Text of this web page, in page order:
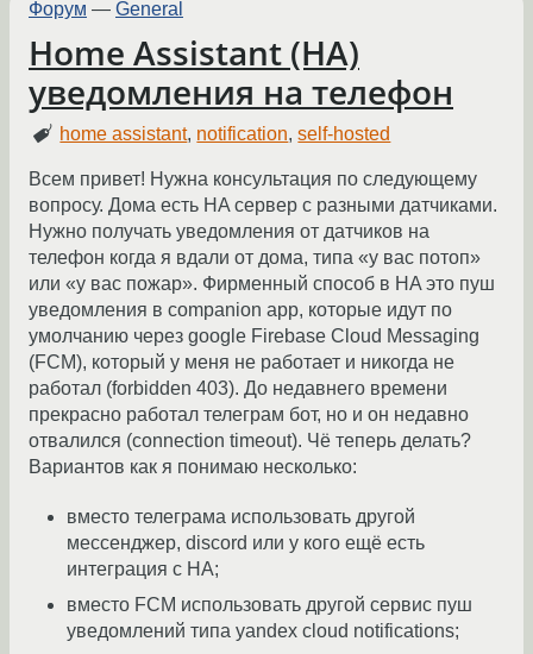
Форум — General
Home Assistant (HA)
уведомления на телефон
home assistant, notification,self-hosted
Всем привет! Нужна консультация по следующему
вопросу. Дома есть HA сервер с разными датчиками.
Нужно получать уведомления от датчиков на
телефон когда я вдали от дома, типа «у вас потоп»
или «у вас пожар». Фирменный способ в HA это пуш
уведомления в companion app, которые идут по
умолчанию через google Firebase Cloud Messaging
(FCM), который у меня не работает и никогда не
работал (forbidden 403). До недавнего времени
прекрасно работал телеграм бот, но и он недавно
отвалился (connection timeout). Чё теперь делать?
Вариантов как я понимаю несколько:
вместо телеграма использовать другой
мессенджер, discord или у кого ещё есть
интеграция с HA;
вместо FCM использовать другой сервис пуш
уведомлений типа yandex cloud notifications;